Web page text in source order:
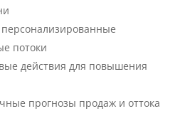
потоки
действия для повышения
прогнозы продаж и оттока